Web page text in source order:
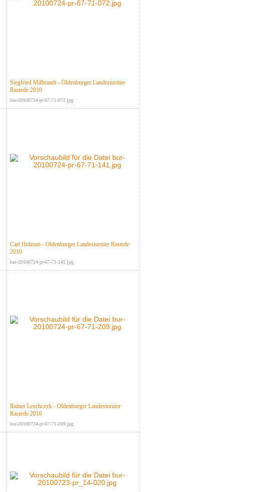
Siegfried Milbrandt - Oldenburger Landesturnier
Rastede 2010
bur-20100724-pr-67-71-072.jpg
Carl Holzum - Oldenburger Landesturnier Rastede
2010
bur-20100724-pr-67-71-141.jpg
Rainer Leschczyk - Oldenburger Landesturnier
Rastede 2010
bur-20100724-pr-67-71-209.jpg